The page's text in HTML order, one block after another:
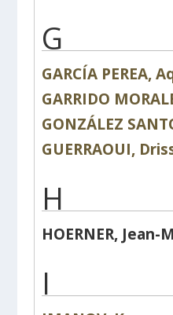
G
GARCÍA PEREA,
GARRIDO
GONZÁLEZ
GUERRAOUI,
H
HOERNER, Jean-
I